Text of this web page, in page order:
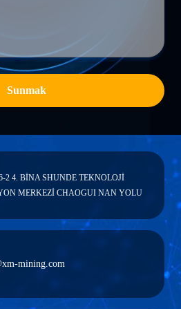
Sunmak
2 4. BİNA SHUNDE TEKNOLOJİ
MERKEZİ CHAOGUI NAN YOLU
mining.com